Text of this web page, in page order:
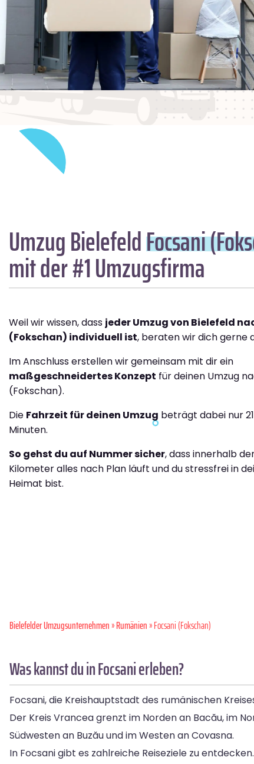
Umzug BielefeldFocsani
mit der #1 Umzugsfirma
Weil wir wissen, dass jeder Umzug von Bielefeld
(Fokschan) individuell ist, beraten wir dich gerne
Im Anschluss erstellen wir gemeinsam mit dir ein
maßgeschneidertes Konzept für deinen Umzug
(Fokschan).
Die Fahrzeit für deinen Umzug beträgt dabei nur
Minuten.
So gehst du auf Nummer sicher, dass innerhalb
Kilometer alles nach Plan läuft und du stressfrei in
Heimat bist.
Bielefelder Umzugsunternehmen»Rumänien» Focsani (Fokschan)
Was kannst du in Focsani erleben?
Focsani, die Kreishauptstadt des rumänischen
Der Kreis Vrancea grenzt im Norden an Bacău, im
Südwesten an Buzău und im Westen an Covasna.
In Focsani gibt es zahlreiche Reiseziele zu